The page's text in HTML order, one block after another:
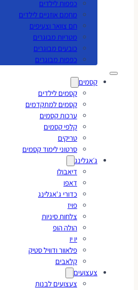
כפפות לילדים
מחמם אוזניים לילדים
חם צוואר וצעיפים
מטריות מבוגרים
כובעים מבוגרים
כפפות מבוגרים
קסמים
קסמים לילדים
קסמים למתקדמים
ערכות קסמים
קלפי קסמים
טריקים
סרטוני לימוד קסמים
ג׳אגלינג
דיאבולו
דאפו
כדורי ג'אגלינג
פויז
צלחות סיניות
הולה הופ
יו יו
פלאוור ודוויל סטיק
קלאבים
צעצועים
צעצועים לבנות